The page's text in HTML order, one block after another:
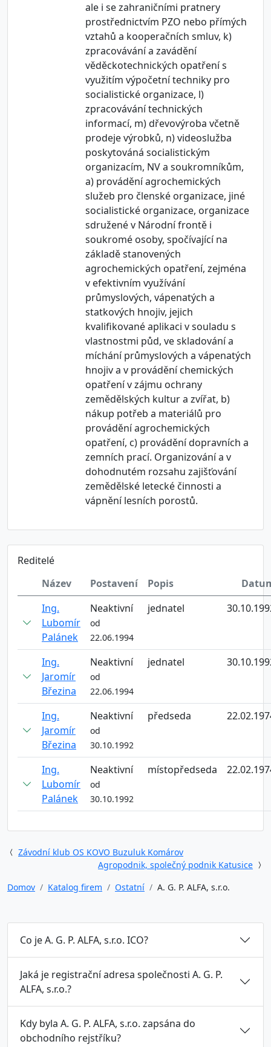
ale i se zahraničními pratnery
prostřednictvím PZO nebo přímých
vztahů a kooperačních smluv, k)
zpracovávání a zavádění
věděckotechnických opatření s
využitím výpočetní techniky pro
socialistické organizace, l)
zpracovávání technických
informací, m) dřevovýroba včetně
prodeje výrobků, n) videoslužba
poskytováná socialistickým
organizacím, NV a soukromníkům,
a) provádění agrochemických
služeb pro členské organizace, jiné
socialistické organizace, organizace
sdružené v Národní frontě i
soukromé osoby, spočívající na
základě stanovených
agrochemických opatření, zejména
v efektivním využívání
průmyslových, vápenatých a
statkových hnojiv, jejich
kvalifikované aplikaci v souladu s
vlastnostmi půd, ve skladování a
míchání průmyslových a vápenatých
hnojiv a v provádění chemických
opatření v zájmu ochrany
zemědělských kultur a zvířat, b)
nákup potřeb a materiálů pro
provádění agrochemických
opatření, c) provádění dopravních a
zemních prací. Organizování a v
dohodnutém rozsahu zajišťování
zemědělské letecké činnosti a
vápnění lesních porostů.
Reditelé
Název
Postavení Popis
Ing.
Lubomír
Palánek
Neaktivní
od
22.06.1994
jednatel
Ing.
Jaromír
Březina
Neaktivní
od
22.06.1994
jednatel
Ing.
Jaromír
Březina
Neaktivní
od
30.10.1992
předseda
Ing.
Lubomír
Palánek
Neaktivní
od
30.10.1992
místopředseda
Závodní klub OS KOVO Buzuluk Komárov
Agropodnik, společný podnik Katusice
Domov
Katalog firem Ostatní A. G. P. ALFA, s.r.o.
Co je A. G. P. ALFA, s.r.o. ICO?
Jaká je registrační adresa společnosti A. G. P.
ALFA, s.r.o.?
Kdy byla A. G. P. ALFA, s.r.o. zapsána do
obchodního rejstříku?